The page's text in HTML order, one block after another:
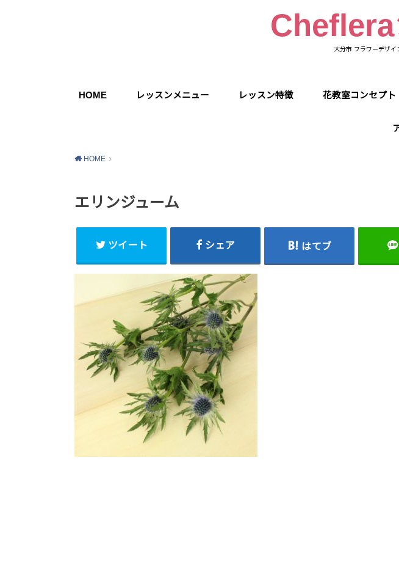
大分市 フラワーデザイ
HOME レッスンメニュー レッスン特徴 花教室コンセプト
HOME
エリンジューム
ツイート シェア はてブ